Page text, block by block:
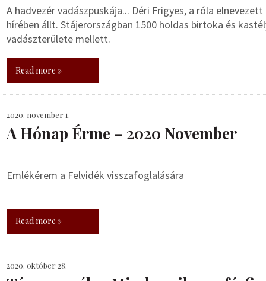
A hadvezér vadászpuskája... Déri Frigyes, a róla
hírében állt. Stájerországban 1500 holdas birtoka és
vadászterülete mellett.
Read more »
2020. november 1.
A Hónap Érme – 2020 November
Emlékérem a Felvidék visszafoglalására
Read more »
2020. október 28.